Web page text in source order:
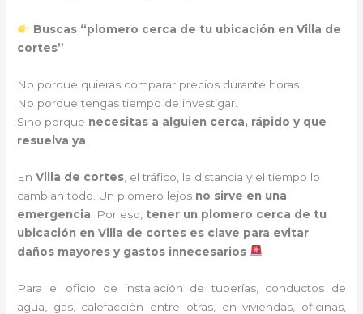
Buscas “plomero cerca de tu ubicación en Villa de
cortes”
No porque quieras comparar precios durante horas.
No porque tengas tiempo de investigar.
Sino porque necesitas a alguien cerca, rápido y que
resuelva ya
EnVilla de cortes , el tráfico, la distancia y el tiempo lo
cambian todo. Un plomero lejos no sirve en una
emergencia . Por eso, tener un plomero cerca de tu
ubicación en Villa de cortes es clave para evitar
daños mayores y gastos innecesarios
Para el oficio de instalación de tuberías, conductos de
agua, gas, calefacción entre otras, en viviendas, oficinas,